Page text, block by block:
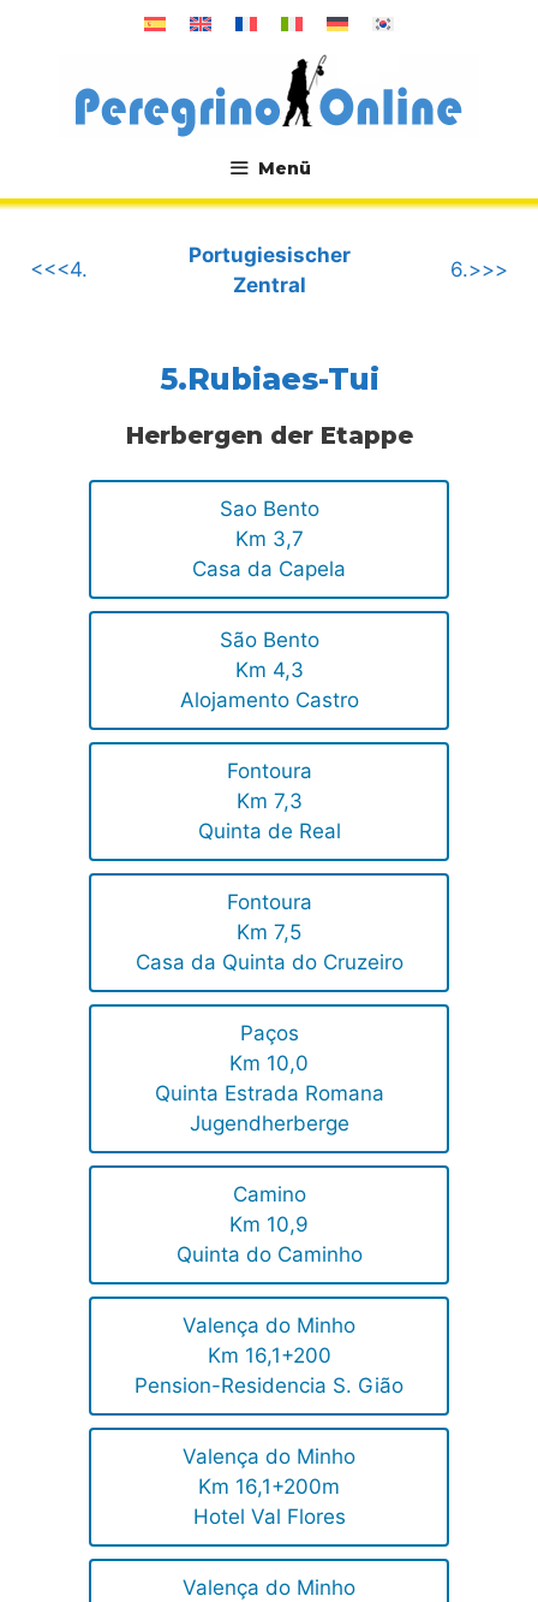
Menü
.
<<<4.
Portugiesischer
Zentral
6.>>>
5.Rubiaes-Tui
Herbergen der Etappe
Sao Bento
Km 3,7
Casa da Capela
São Bento
Km 4,3
Alojamento Castro
Fontoura
Km 7,3
Quinta de Real
Fontoura
Km 7,5
Casa da Quinta do Cruzeiro
Paços
Km 10,0
Quinta Estrada Romana
Jugendherberge
Camino
Km 10,9
Quinta do Caminho
Valença do Minho
Km 16,1+200
Pension-Residencia S. Gião
Valença do Minho
Km 16,1+200m
Hotel Val Flores
Valença do Minho